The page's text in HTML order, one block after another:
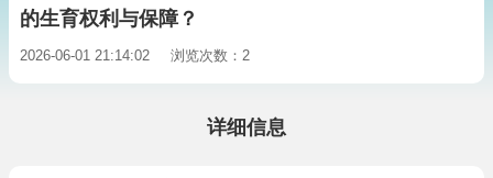
的生育权利与保障？
2026-06-01 21:14:02 浏览次数：2
详细信息